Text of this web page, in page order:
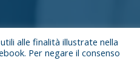
alle finalità illustrate nella
Per negare il consenso